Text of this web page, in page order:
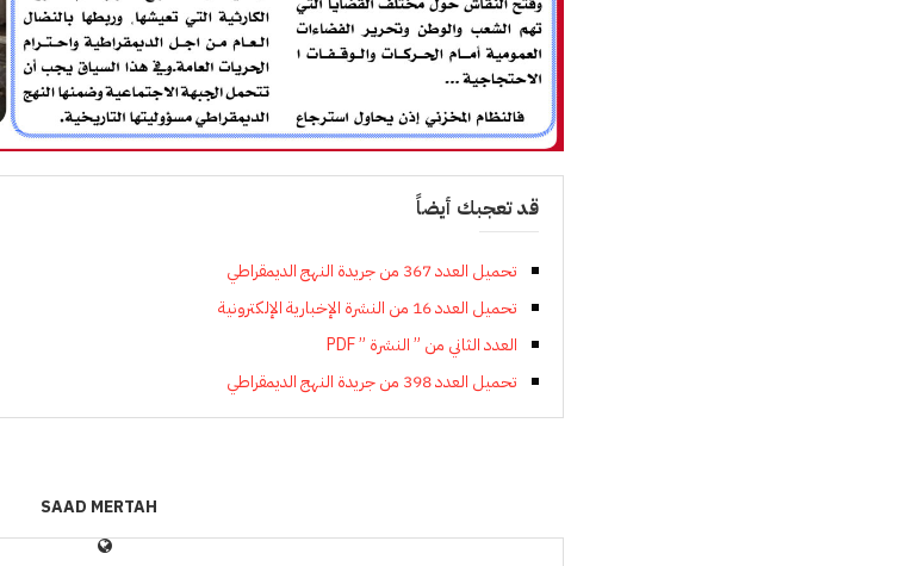
قد تعجبك أيضاً
تحميل العدد 367 من جريدة النهج الديمقراطي
تحميل العدد 16 من النشرة الإخبارية الإلكترونية
العدد الثاني من ” النشرة ” PDF
تحميل العدد 398 من جريدة النهج الديمقراطي
SAAD MERTAH